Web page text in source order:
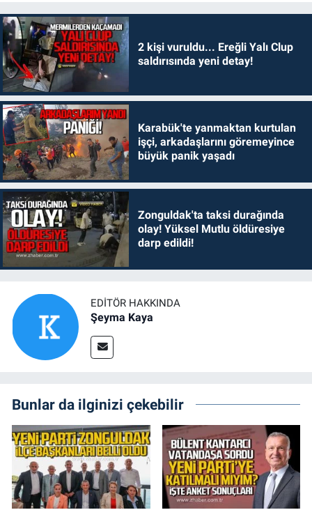
2 kişi vuruldu... Ereğli Yalı Clup
saldırısında yeni detay!
Karabük'te yanmaktan kurtulan
işçi, arkadaşlarını göremeyince
büyük panik yaşadı
Zonguldak'ta taksi durağında
olay! Yüksel Mutlu öldüresiye
darp edildi!
EDITÖR HAKKINDA
Şeyma Kaya
Bunlar da ilginizi çekebilir